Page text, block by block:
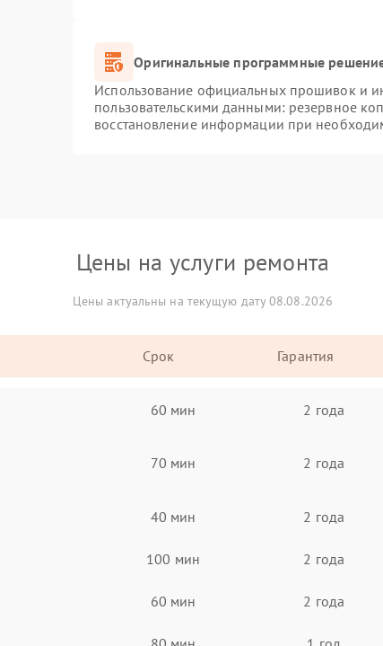
Оригинальные программные
Использование официальных прошивок и
пользовательскими данными: резервное
восстановление информации при
Цены на услуги ремонта
Цены актуальны на текущую дату 08.08.2026
Срок Гарантия
60 мин 2 года
70 мин 2 года
40 мин 2 года
100 мин 2 года
60 мин 2 года